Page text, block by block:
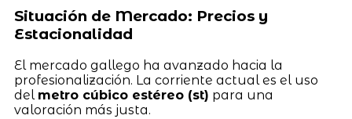
Situación de Mercado: Precios y
Estacionalidad
El mercado gallego ha avanzado hacia la
profesionalización. La corriente actual es el uso
del metro cúbico estéreo (st) para una
valoración más justa.